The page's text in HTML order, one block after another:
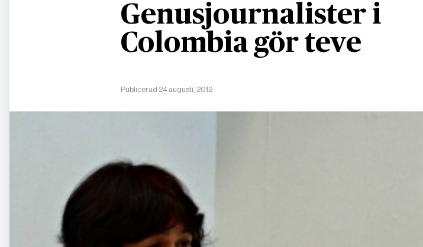
Genusjournalister i
Colombia gör teve
Publicerad 24 augusti, 2012